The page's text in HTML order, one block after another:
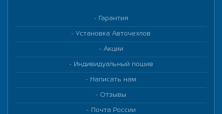
Гарантия
Установка Авточехлов
Акции
Индивидуальный пошив
Написать нам
Отзывы
Почта России